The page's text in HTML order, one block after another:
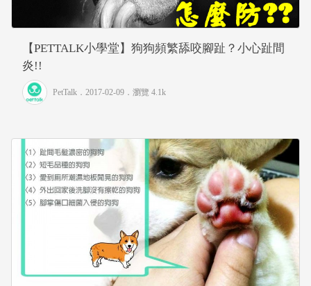
【PETTALK小學堂】狗狗頻繁舔咬腳趾？小心趾間
炎!!
PetTalk ．2017-02-09． 瀏覽 4.1k